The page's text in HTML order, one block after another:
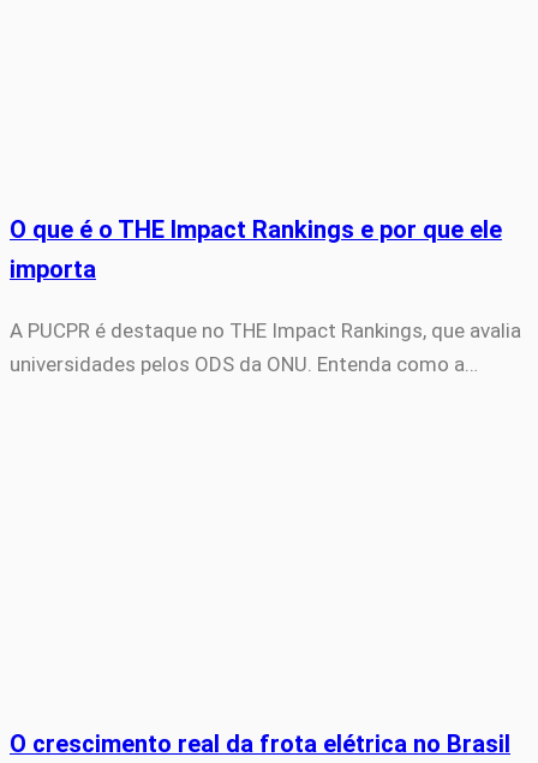
O que é o THE Impact Rankings e por que ele
importa
A PUCPR é destaque no THE Impact Rankings, que avalia
universidades pelos ODS da ONU. Entenda como a…
O crescimento real da frota elétrica no Brasil